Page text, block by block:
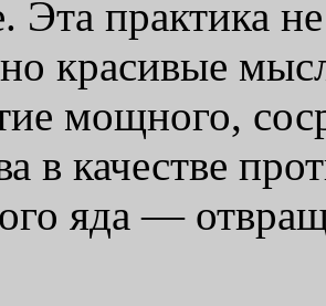
Эта практика
красивые
мощного,
в качестве
яда —